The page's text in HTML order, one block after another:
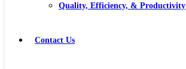
Quality, Efficiency, & Productivity
Contact Us